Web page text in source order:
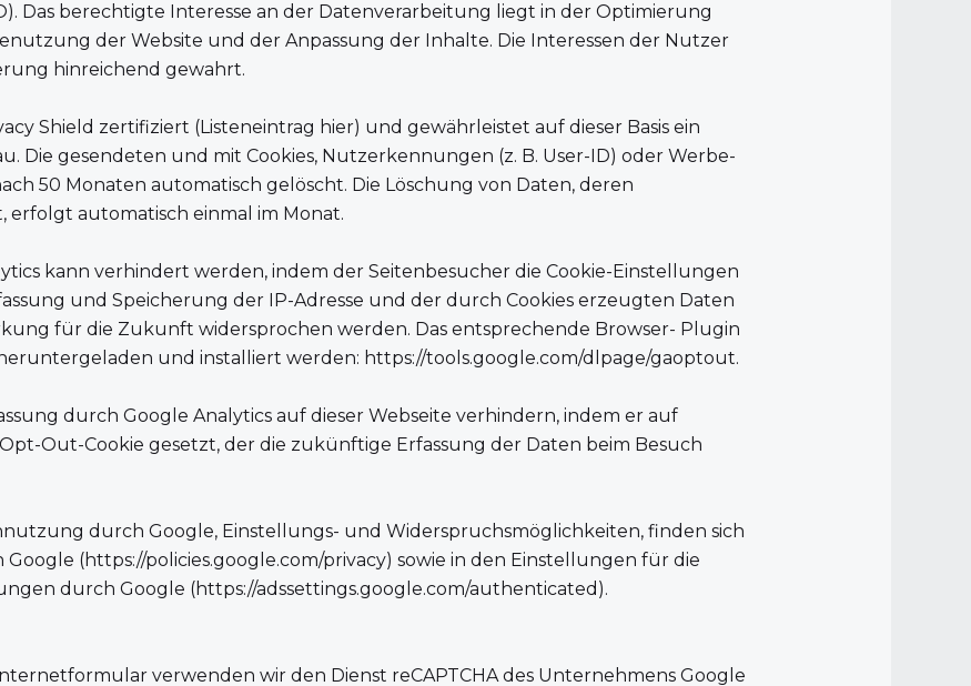
Das berechtigte Interesse an der Datenverarbeitung liegt in der Optimierung
der Website und der Anpassung der Inhalte. Die Interessen der Nutzer
hinreichend gewahrt.
Shield zertifiziert (Listeneintrag hier) und gewährleistet auf dieser Basis ein
Die gesendeten und mit Cookies, Nutzerkennungen (z. B. User-ID) oder Werbe-
50 Monaten automatisch gelöscht. Die Löschung von Daten, deren
automatisch einmal im Monat.
kann verhindert werden, indem der Seitenbesucher die Cookie-Einstellungen
und Speicherung der IP-Adresse und der durch Cookies erzeugten Daten
für die Zukunft widersprochen werden. Das entsprechende Browser- Plugin
und installiert werden: https://tools.google.com/dlpage/gaoptout.
durch Google Analytics auf dieser Webseite verhindern, indem er auf
Out-Cookie gesetzt, der die zukünftige Erfassung der Daten beim Besuch
durch Google, Einstellungs- und Widerspruchsmöglichkeiten, finden sich
Google (https://policies.google.com/privacy) sowie in den Einstellungen für die
durch Google (https://adssettings.google.com/authenticated ).
verwenden wir den Dienst reCAPTCHA des Unternehmens Google